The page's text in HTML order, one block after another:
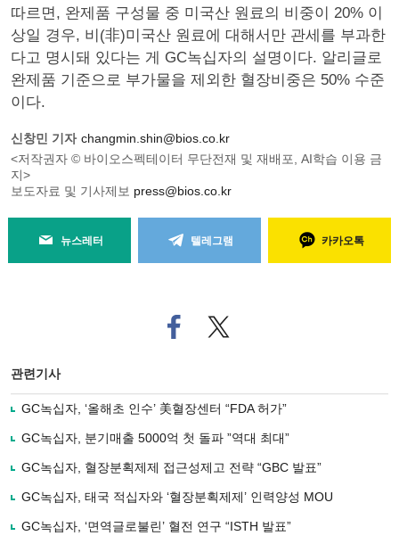
따르면, 완제품 구성물 중 미국산 원료의 비중이 20% 이
상일 경우, 비(非)미국산 원료에 대해서만 관세를 부과한
다고 명시돼 있다는 게 GC녹십자의 설명이다. 알리글로
완제품 기준으로 부가물을 제외한 혈장비중은 50% 수준
이다.
신창민 기자 changmin.shin@bios.co.kr
<저작권자 © 바이오스펙테이터 무단전재 및 재배포, AI학습 이용 금
지>
보도자료 및 기사제보 press@bios.co.kr
뉴스레터 텔레그램 카카오톡
페
이
로
기
사
유
기
트위
터로
관련기사
GC녹십자, ‘올해초 인수’ 美혈장센터 “FDA 허가”
GC녹십자, 분기매출 5000억 첫 돌파 ”역대 최대”
GC녹십자, 혈장분획제제 접근성제고 전략 “GBC 발표”
GC녹십자, 태국 적십자와 ‘혈장분획제제’ 인력양성 MOU
GC녹십자, ‘면역글로불린’ 혈전 연구 “ISTH 발표”